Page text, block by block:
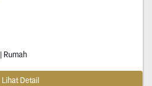
| Rumah
Lihat Detail